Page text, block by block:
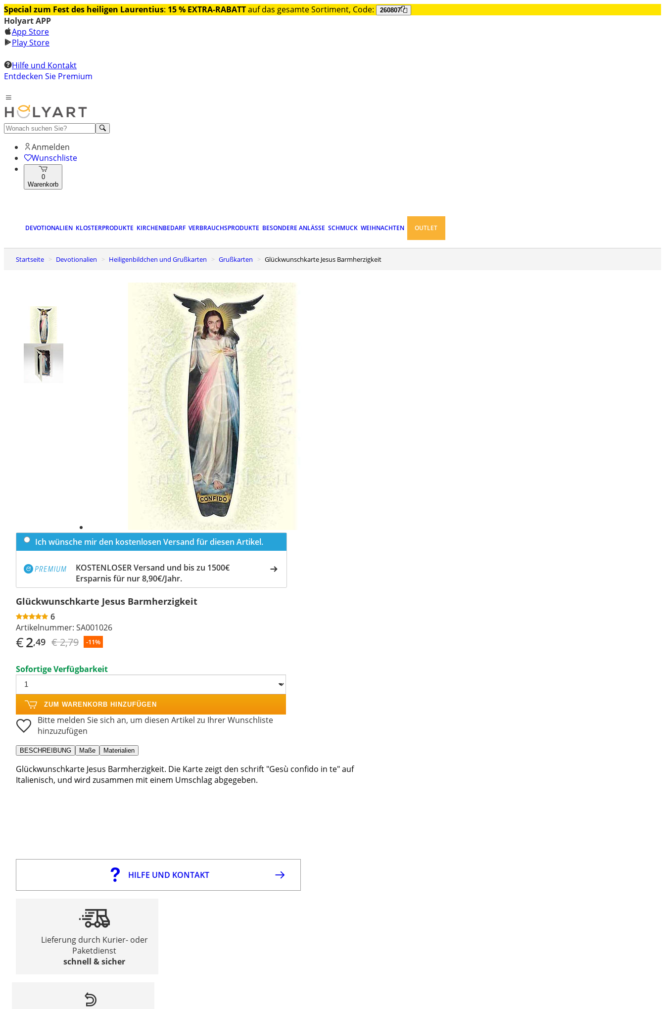
Special zum Fest des heiligen Laurentius: 15 % EXTRA-RABATTauf das gesamte Sortiment, Code: 260807
Holyart APP
App Store
Play Store
Hilfe und Kontakt
Entdecken Sie Premium
Anmelden
Wunschliste
0
Warenkorb
DEVOTIONALIEN KLOSTERPRODUKTE KIRCHENBEDARF VERBRAUCHSPRODUKTE BESONDERE ANLÄSSE SCHMUCK WEIHNACHTEN OUTLET
Startseite Devotionalien Heiligenbildchen und Grußkarten Grußkarten Glückwunschkarte Jesus Barmherzigkeit
Ich wünsche mir den kostenlosen Versand für diesen Artikel.
KOSTENLOSER Versand und bis zu 1500€
Ersparnis für nur 8,90€/Jahr.
Glückwunschkarte Jesus Barmherzigkeit
6
Artikelnummer: SA001026
€2,49 € 2,79 -11%
Sofortige Verfügbarkeit
ZUM WARENKORB HINZUFÜGEN
Bitte melden Sie sich an, um diesen Artikel zu Ihrer Wunschliste
hinzuzufügen
BESCHREIBUNG Maße Materialien
Glückwunschkarte Jesus Barmherzigkeit. Die Karte zeigt den schrift "Gesù confido in te" auf
Italienisch, und wird zusammen mit einem Umschlag abgegeben.
HILFE UND KONTAKT
Lieferung durch Kurier- oder
Paketdienst
schnell & sicher